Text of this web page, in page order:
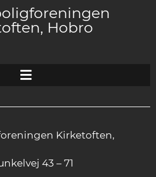
Hobro
Kirketoften,
43 – 71